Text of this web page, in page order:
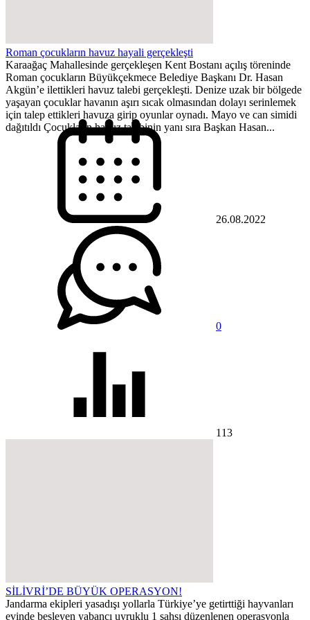
Roman çocukların havuz hayali gerçekleşti
Karaağaç Mahallesinde gerçekleşen Kent Bostanı açılış töreninde
Roman çocukların Büyükçekmece Belediye Başkanı Dr. Hasan
Akgün’e ilettikleri havuz talebi gerçekleşti. Denize uzak bir bölgede
yaşayan çocuklar havanın aşırı sıcak olmasından dolayı serinlemek
için talep ettikleri havuza girip oyunlar oynadı. Mayo ve can simidi
dağıtıldı Çocukların havuz talebinin yanı sıra Başkan Hasan...
26.08.2022
0
113
SİLİVRİ’DE BÜYÜK OPERASYON!
Jandarma ekipleri yasadışı yollarla Türkiye’ye getirttiği hayvanları
evinde besleyen yabancı uyruklu 1 şahsı düzenlenen operasyonla